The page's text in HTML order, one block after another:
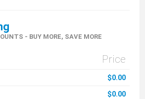
- BUY MORE, SAVE MORE
Price
$0.00
$0.00